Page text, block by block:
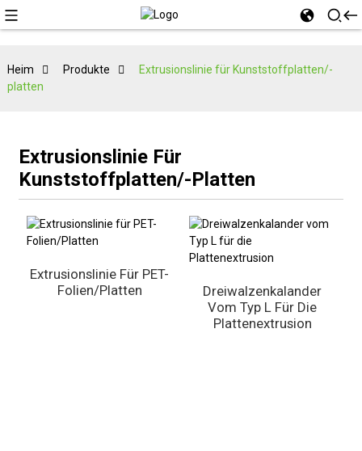
Heim Produkte
Extrusionslinie für Kunststoffplatten/-
platten
Extrusionslinie Für
Kunststoffplatten/-Platten
Extrusionslinie Für PET-
Folien/Platten
Dreiwalzenkalander
Vom Typ L Für Die
Plattenextrusion